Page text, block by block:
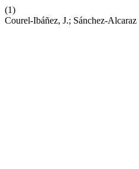
(1)
Courel-Ibáñez, J.; Sánchez-